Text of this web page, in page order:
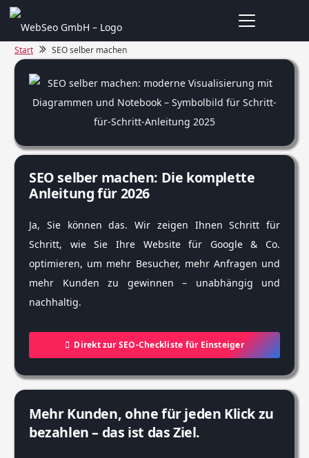
Start SEO selber machen
SEO selber machen: Die komplette
Anleitung für 2026
Ja, Sie können das. Wir zeigen Ihnen Schritt für
Schritt, wie Sie Ihre Website für Google & Co.
optimieren, um mehr Besucher, mehr Anfragen und
mehr Kunden zu gewinnen – unabhängig und
nachhaltig.
Direkt zur SEO-Checkliste für Einsteiger
Mehr Kunden, ohne für jeden Klick zu
bezahlen – das ist das Ziel.